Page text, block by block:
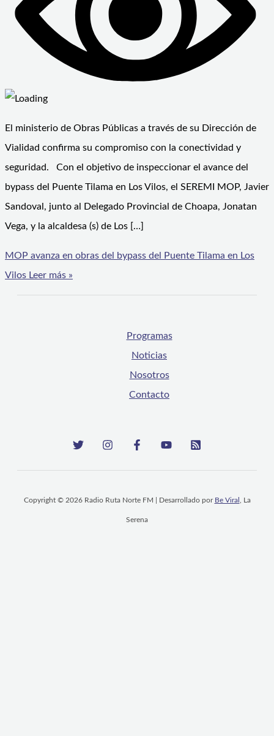
El ministerio de Obras Públicas a través de su Dirección de
Vialidad confirma su compromiso con la conectividad y
seguridad. Con el objetivo de inspeccionar el avance del
bypass del Puente Tilama en Los Vilos, el SEREMI MOP, Javier
Sandoval, junto al Delegado Provincial de Choapa, Jonatan
Vega, y la alcaldesa (s) de Los […]
MOP avanza en obras del bypass del Puente Tilama en Los
Vilos Leer más »
Programas
Noticias
Nosotros
Contacto
Copyright © 2026 Radio Ruta Norte FM | Desarrollado por Be Viral , La
Serena